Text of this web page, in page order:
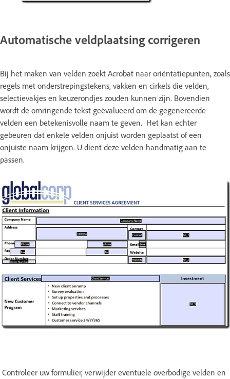
Automatische veldplaatsing corrigeren
Bij het maken van velden zoekt Acrobat naar oriëntatiepunten, zoals
regels met onderstrepingstekens, vakken en cirkels die velden,
selectievakjes en keuzerondjes zouden kunnen zijn. Bovendien
wordt de omringende tekst geëvalueerd om de gegenereerde
velden een betekenisvolle naam te geven. Het kan echter
gebeuren dat enkele velden onjuist worden geplaatst of een
onjuiste naam krijgen. U dient deze velden handmatig aan te
passen.
Controleer uw formulier, verwijder eventuele overbodige velden en